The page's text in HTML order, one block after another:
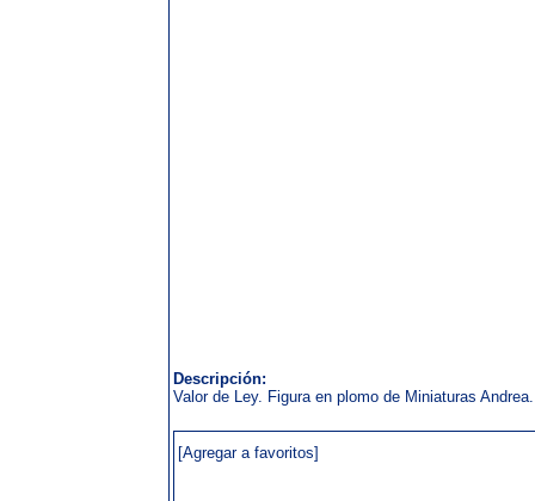
Descripción:
Valor de Ley. Figura en plomo de Miniaturas
[Agregar a favoritos]